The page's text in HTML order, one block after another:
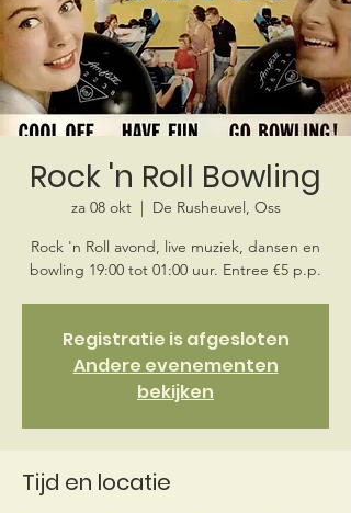
Rock 'n Roll Bowling
za 08 okt
  |
De Rusheuvel, Oss
Rock 'n Roll avond, live muziek, dansen en
bowling 19:00 tot 01:00 uur. Entree €5 p.p.
Registratie is afgesloten
Andere evenementen
bekijken
Tijd en locatie